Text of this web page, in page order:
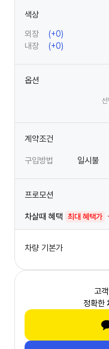
색상
외장
(+0)
내장
(+0)
옵션
계약조건
구입방법 일시불
프로모션
차살때 혜택 최대 혜택가
차량 기본가
고
정확한